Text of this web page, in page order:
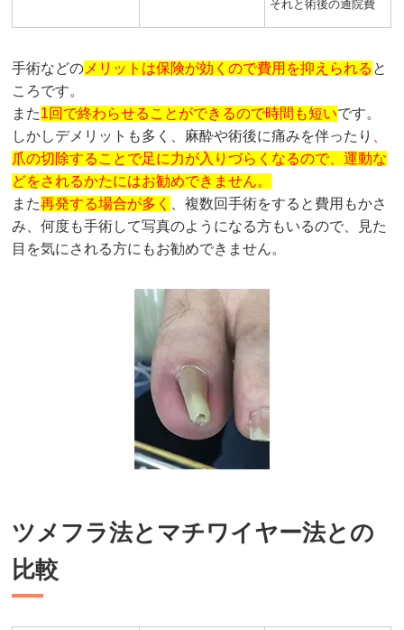
それと術後の通院費
手術などの メリットは保険が効くので費用を抑えられる と
ころです。
また1回で終わらせることができるので時間も短いです。
しかしデメリットも多く、麻酔や術後に痛みを伴ったり
爪の切除することで足に力が入りづらくなるので、運動な
どをされるかたにはお勧めできません。
また再発する場合が多く
、複数回手術をすると費用もかさ
み、何度も手術して写真のようになる方もいるので、見た
目を気にされる方にもお勧めできません。
ツメフラ法とマチワイヤー法との
比較